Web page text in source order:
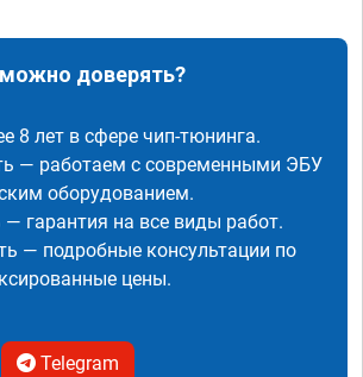
доверять?
8 лет в сфере чип-тюнинга.
— работаем с современными ЭБУ
оборудованием.
гарантия на все виды работ.
— подробные консультации по
цены.
Telegram